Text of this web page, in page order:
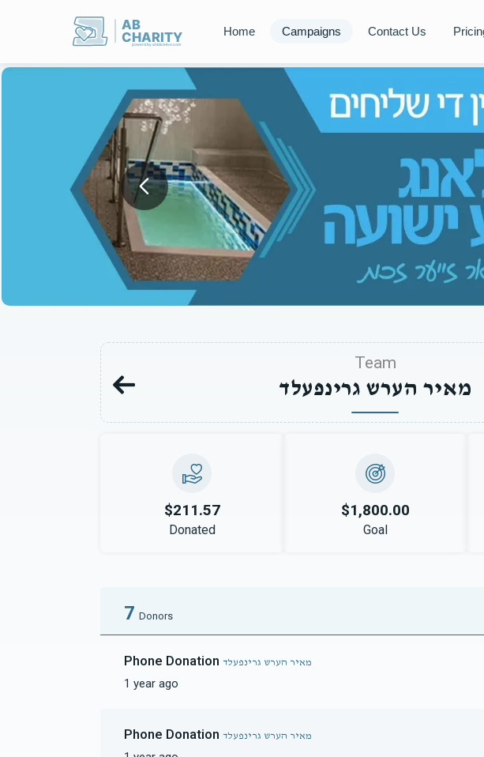
AB
CHARITY
powerd by ahblicklive.com
Home Campaigns Contact Us
Team
מאיר הערש גרינפעלד
$211.57
Donated
$1,800.00
Goal
7 Donors
Phone Donation מאיר הערש גרינפעלד
1 year ago
Phone Donation מאיר הערש גרינפעלד